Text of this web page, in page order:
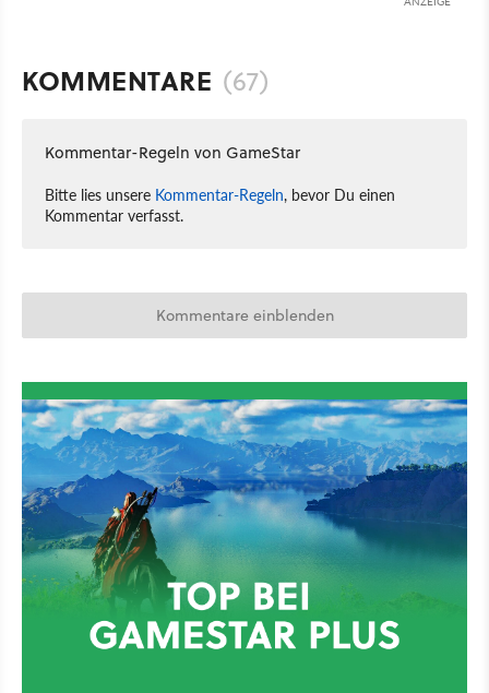
KOMMENTARE (67)
Kommentar-Regeln von GameStar
Bitte lies unsere Kommentar-Regeln, bevor Du einen
Kommentar verfasst.
Kommentare einblenden